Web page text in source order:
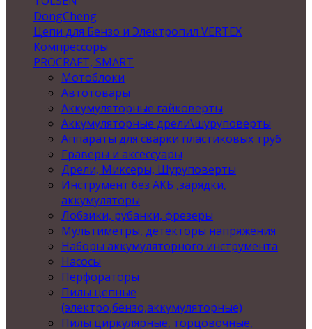
DongCheng
Цепи для Бензо и Электропил VERTEX
Компрессоры
PROCRAFT, SMART
Мотоблоки
Автотовары
Аккумуляторные гайковерты
Аккумуляторные дрели\шуруповерты
Аппараты для сварки пластиковых труб
Граверы и аксессуары
Дрели, Миксеры, Шуруповерты
Инструмент без АКБ ,зарядки,
аккумуляторы
Лобзики, рубанки, фрезеры
Мультиметры, детекторы напряжения
Наборы аккумуляторного инструмента
Насосы
Перфораторы
Пилы цепные
(электро,бензо,аккумуляторные)
Пилы циркулярные, торцовочные,